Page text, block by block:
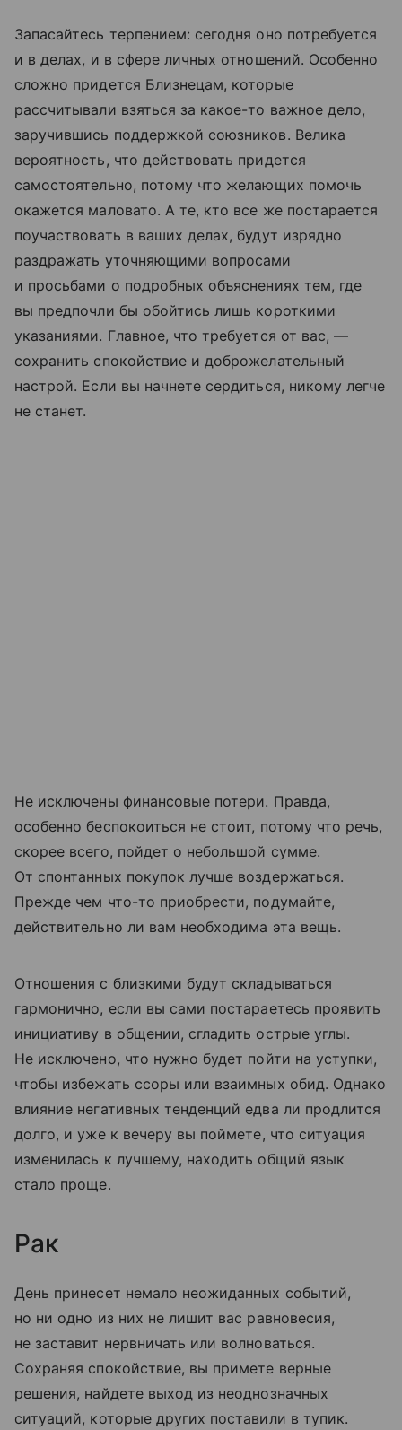
Запасайтесь терпением: сегодня оно потребуется
и в делах, и в сфере личных отношений. Особенно
сложно придется Близнецам, которые
рассчитывали взяться за какое-то важное дело,
заручившись поддержкой союзников. Велика
вероятность, что действовать придется
самостоятельно, потому что желающих помочь
окажется маловато. А те, кто все же постарается
поучаствовать в ваших делах, будут изрядно
раздражать уточняющими вопросами
и просьбами о подробных объяснениях тем, где
вы предпочли бы обойтись лишь короткими
указаниями. Главное, что требуется от вас, —
сохранить спокойствие и доброжелательный
настрой. Если вы начнете сердиться, никому легче
не станет.
Не исключены финансовые потери. Правда,
особенно беспокоиться не стоит, потому что речь,
скорее всего, пойдет о небольшой сумме.
От спонтанных покупок лучше воздержаться.
Прежде чем что-то приобрести, подумайте,
действительно ли вам необходима эта вещь.
Отношения с близкими будут складываться
гармонично, если вы сами постараетесь проявить
инициативу в общении, сгладить острые углы.
Не исключено, что нужно будет пойти на уступки,
чтобы избежать ссоры или взаимных обид. Однако
влияние негативных тенденций едва ли продлится
долго, и уже к вечеру вы поймете, что ситуация
изменилась к лучшему, находить общий язык
стало проще.
Рак
День принесет немало неожиданных событий,
но ни одно из них не лишит вас равновесия,
не заставит нервничать или волноваться.
Сохраняя спокойствие, вы примете верные
решения, найдете выход из неоднозначных
ситуаций, которые других поставили в тупик.